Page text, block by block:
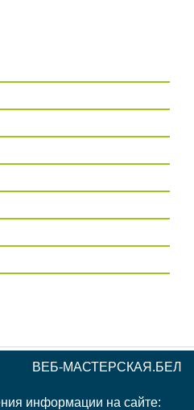
ВЕБ-МАСТЕРСКАЯ.БЕЛ
информации на сайте: